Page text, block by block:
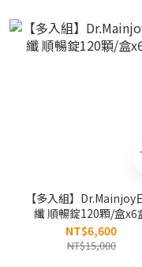
【多入組】Dr.Mainjoy
纖 順暢錠120顆/盒x6
NT$6,600
NT$15,000